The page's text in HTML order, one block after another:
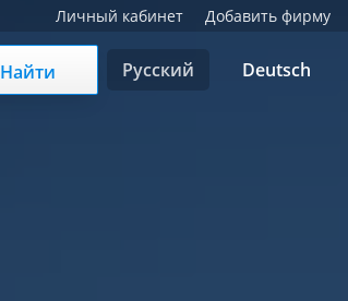
Личный кабинет Добавить фирму
Найти Русский Deutsch